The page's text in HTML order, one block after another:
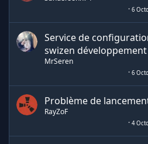
6
Service de
swizen développement
MrSeren
6
Problème de
RayZoF
4